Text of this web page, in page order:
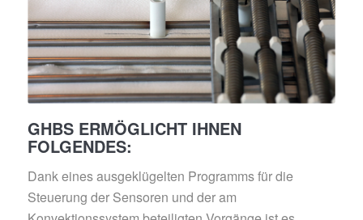
GHBS ERMÖGLICHT IHNEN
FOLGENDES:
Dank eines ausgeklügelten Programms für die
Steuerung der Sensoren und der am